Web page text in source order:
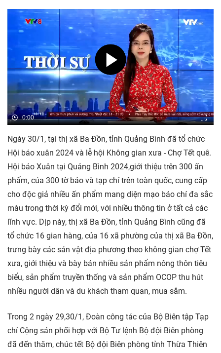
0:00
Ngày 30/1, tại thị xã Ba Đồn, tỉnh Quảng Bình đã tổ chức
Hội báo xuân 2024 và lễ hội Không gian xưa - Chợ Tết quê.
Hội báo Xuân tại Quảng Bình 2024,giới thiệu trên 300 ấn
phẩm, của 300 tờ báo và tạp chí trên toàn quốc, cung cấp
cho độc giả nhiều ấn phẩm mang diện mạo báo chí đa sắc
màu trong thời kỳ đổi mới, với nhiều thông tin ở tất cả các
lĩnh vực. Dịp này, thị xã Ba Đồn, tỉnh Quảng Bình cũng đã
tổ chức 16 gian hàng, của 16 xã phường của thị xã Ba Đồn,
trưng bày các sản vật địa phương theo không gian chợ Tết
xưa, giới thiệu và bày bán nhiều sản phẩm nông thôn tiêu
biểu, sản phẩm truyền thống và sản phẩm OCOP thu hút
nhiều người dân và du khách tham quan, mua sắm.
Trong 2 ngày 29,30/1, Đoàn công tác của Bộ Biên tập Tạp
chí Cộng sản phối hợp với Bộ Tư lệnh Bộ đội Biên phòng
đã đến thăm, chúc tết Bộ đội Biên phòng tỉnh Thừa Thiên